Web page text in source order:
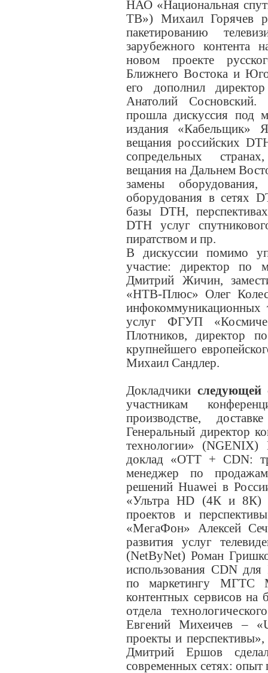
НАО «Национальная
ТВ») Михаил Горячев
пакетированию
зарубежного контента
новом проекте
Ближнего Востока и
его дополнил
Анатолий
прошла дискуссия под
издания «Кабельщик»
вещания российских
сопредельных
вещания на Дальнем
замены
оборудования в сетях
базы DTH,
DTH услуг
пиратством и пр.
В дискуссии помимо
участие: директор по
Дмитрий Жичин,
«НТВ-Плюс» Олег
инфокоммуникационных
услуг ФГУП
Плотников, директор
крупнейшего
Михаил Сандлер.
Докладчики следующей
участникам
производстве,
Генеральный директор
технологии» (NGENIX)
доклад «ОТТ + CDN:
менеджер по
решений Huawei в
«Ультра HD (4К и 8К)
проектов и
«МегаФон» Алексей
развития услуг
(NetByNet) Роман
использования CDN для
по маркетингу МГТС
контентных сервисов на
отдела
Евгений Михеичев –
проекты и
Дмитрий Ершов
современных сетях: опыт